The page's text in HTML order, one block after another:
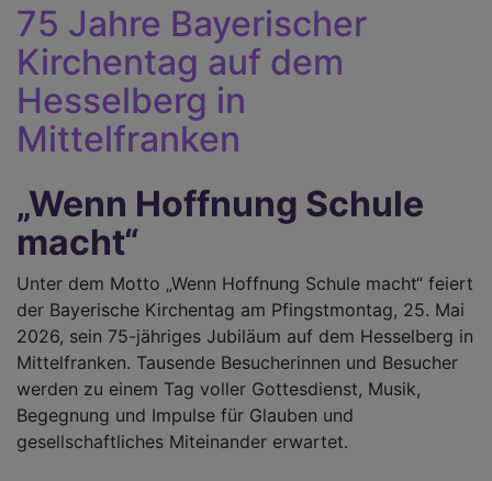
75 Jahre Bayerischer
Kirchentag auf dem
Hesselberg in
Mittelfranken
„Wenn Hoffnung Schule
macht“
Unter dem Motto „Wenn Hoffnung Schule macht“ feiert
der Bayerische Kirchentag am Pfingstmontag, 25. Mai
2026, sein 75-jähriges Jubiläum auf dem Hesselberg in
Mittelfranken. Tausende Besucherinnen und Besucher
werden zu einem Tag voller Gottesdienst, Musik,
Begegnung und Impulse für Glauben und
gesellschaftliches Miteinander erwartet.